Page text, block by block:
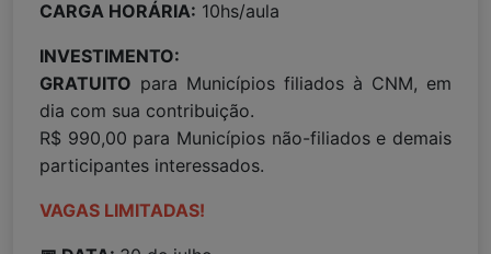
CARGA HORÁRIA: 10hs/aula
INVESTIMENTO:
GRATUITO para Municípios filiados à CNM, em
dia com sua contribuição.
R$ 990,00 para Municípios não-filiados e demais
participantes interessados.
VAGAS LIMITADAS!